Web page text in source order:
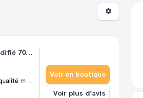
Vindi Désinfectant - alcool modifié 70° - Flacon de 250ml - Fabrication Française - Désinfection peau saine
LIVRAISON GRATUITEProduit de qualité médicaleComposition : Ethanol 96%, AquaFiche de données de sécurité téléchargeable en bas de pageLa mise sur le marché et l'utilisation des produits biocides sont encadrées par le règlement européen (UE) n°528/2012 qui à remplacé et abrogé la directive européenne 98/8/CE.
Voir en boutique
Voir plus d'avis